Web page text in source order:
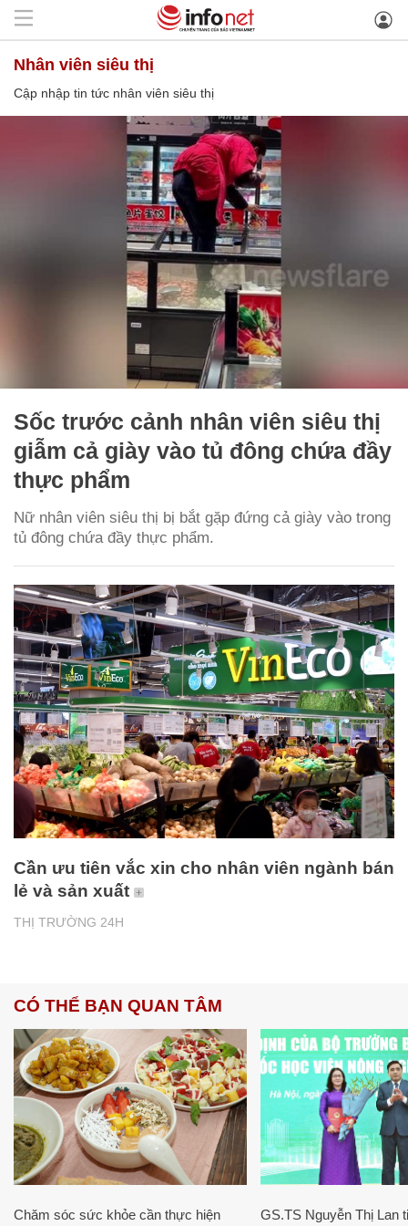
nhân viên siêu thị
Cập nhập tin tức nhân viên siêu thị
Sốc trước cảnh nhân viên siêu thị
giẫm cả giày vào tủ đông chứa đầy
thực phẩm
Nữ nhân viên siêu thị bị bắt gặp đứng cả giày vào trong
tủ đông chứa đầy thực phẩm.
THỊ TRƯỜNG 24H
Cần ưu tiên vắc xin cho nhân viên ngành bán
lẻ và sản xuất
CÓ THỂ BẠN QUAN TÂM
Chăm sóc sức khỏe cần thực hiện GS.TS Nguyễn Thị Lan